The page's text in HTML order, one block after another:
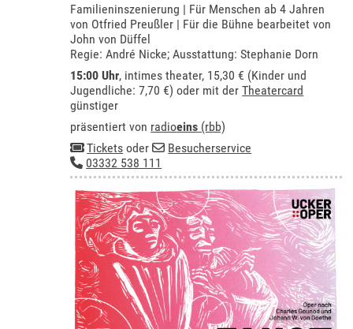
Familieninszenierung | Für Menschen ab 4 Jahren
von Otfried Preußler | Für die Bühne bearbeitet von
John von Düffel
Regie: André Nicke; Ausstattung: Stephanie Dorn
15:00 Uhr, intimes theater, 15,30 € (Kinder und
Jugendliche: 7,70 €) oder mit derTheatercard
günstiger
präsentiert von radioeins (rbb)
Tickets oder
Besucherservice
03332 538 111